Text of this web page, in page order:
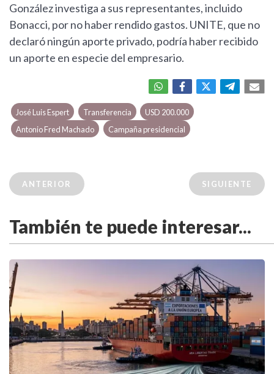
González investiga a sus representantes, incluido
Bonacci, por no haber rendido gastos. UNITE, que no
declaró ningún aporte privado, podría haber recibido
un aporte en especie del empresario.
José Luis Espert Transferencia
USD 200.000
Antonio Fred Machado
Campaña presidencial
ANTERIOR SIGUIENTE
También te puede interesar...